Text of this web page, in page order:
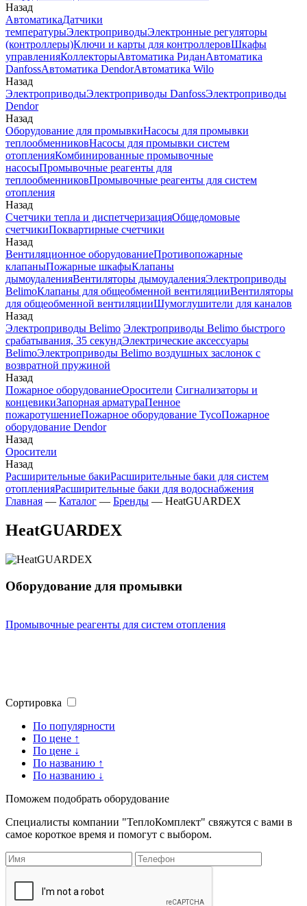
Назад
АвтоматикаДатчики
температурыЭлектроприводыЭлектронные регуляторы
(контроллеры)Ключи и карты для контроллеровШкафы
управленияКоллекторыАвтоматика РиданАвтоматика
DanfossАвтоматика DendorАвтоматика Wilo
Назад
ЭлектроприводыЭлектроприводы DanfossЭлектроприводы
Dendor
Назад
Оборудование для промывкиНасосы для промывки
теплообменниковНасосы для промывки систем
отопленияКомбинированные промывочные
насосыПромывочные реагенты для
теплообменниковПромывочные реагенты для систем
отопления
Назад
Счетчики тепла и диспетчеризацияОбщедомовые
счетчикиПоквартирные счетчики
Назад
Вентиляционное оборудованиеПротивопожарные
клапаныПожарные шкафыКлапаны
дымоудаленияВентиляторы дымоудаленияЭлектроприводы
BelimoКлапаны для общеобменной вентиляцииВентиляторы
для общеобменной вентиляцииШумоглушители для каналов
Назад
Электроприводы Belimo Электроприводы Belimo быстрого
срабатывания, 35 секундЭлектрические аксессуары
BelimoЭлектроприводы Belimo воздушных заслонок c
возвратной пружиной
Назад
Пожарное оборудованиеОросители Сигнализаторы и
концевикиЗапорная арматураПенное
пожаротушениеПожарное оборудование TycoПожарное
оборудование Dendor
Назад
Оросители
Назад
Расширительные бакиРасширительные баки для систем
отопленияРасширительные баки для водоснабжения
Главная — Каталог — Бренды — HeatGUARDEX
HeatGUARDEX
Оборудование для промывки
Промывочные реагенты для систем отопления
Сортировка
По популярности
По цене ↑
По цене ↓
По названию ↑
По названию ↓
Поможем подобрать оборудование
Специалисты компании "ТеплоКомплект" свяжутся с вами в
самое короткое время и помогут с выбором.